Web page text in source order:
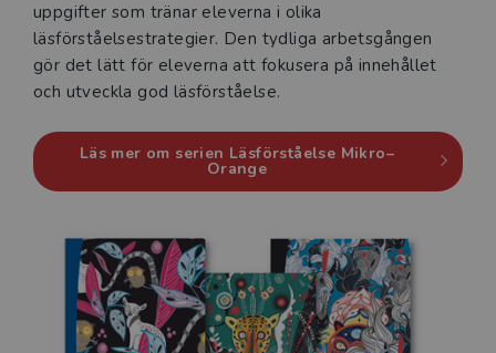
uppgifter som tränar eleverna i olika
läsförståelsestrategier. Den tydliga arbetsgången
gör det lätt för eleverna att fokusera på innehållet
och utveckla god läsförståelse.
Läs mer om serien Läsförståelse Mikro–
Orange